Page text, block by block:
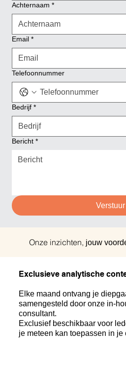
Onze inzichten, jouw
Exclusieve analytische
Elke maand ontvang je
samengesteld door onze in-
consultant.
Exclusief beschikbaar voor
je meteen kan toepassen in je
Achternaam *
Email *
Telefoonnummer
Bedrijf *
Bericht *
Verstuur